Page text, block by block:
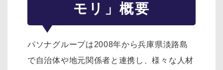
モリ」概要
パソナグループは2008年から兵庫県淡路島
で自治体や地元関係者と連携し、様々な人材